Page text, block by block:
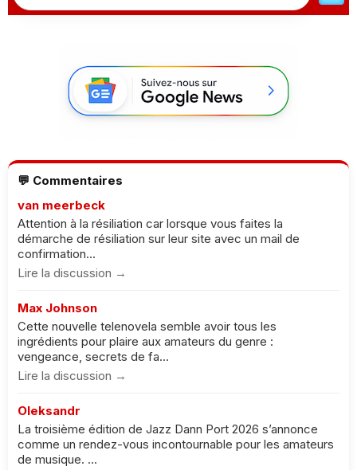
💬 Commentaires
van meerbeck
Attention à la résiliation car lorsque vous faites la
démarche de résiliation sur leur site avec un mail de
confirmation...
Lire la discussion →
Max Johnson
Cette nouvelle telenovela semble avoir tous les
ingrédients pour plaire aux amateurs du genre :
vengeance, secrets de fa...
Lire la discussion →
Oleksandr
La troisième édition de Jazz Dann Port 2026 s’annonce
comme un rendez-vous incontournable pour les amateurs
de musique. ...